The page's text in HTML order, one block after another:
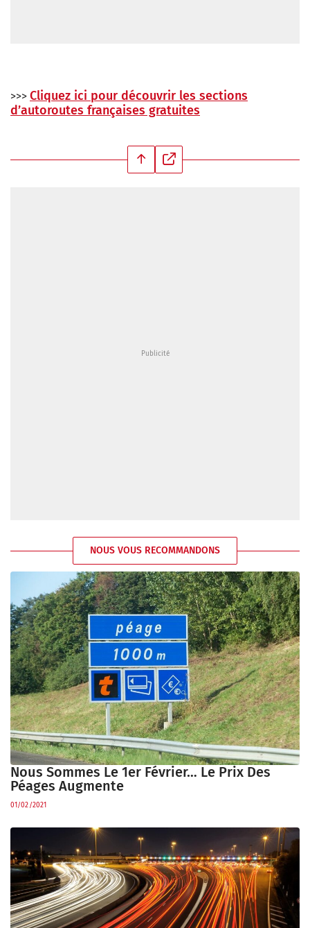
>>> Cliquez ici pour découvrir les sections
d’autoroutes françaises gratuites
NOUS VOUS RECOMMANDONS
Nous Sommes Le 1er Février… Le Prix Des
Péages Augmente
01/02/2021